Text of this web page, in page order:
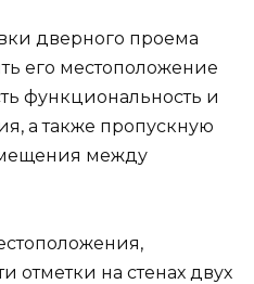
дверного проема
его местоположение
функциональность и
а также пропускную
между
отметки на стенах двух